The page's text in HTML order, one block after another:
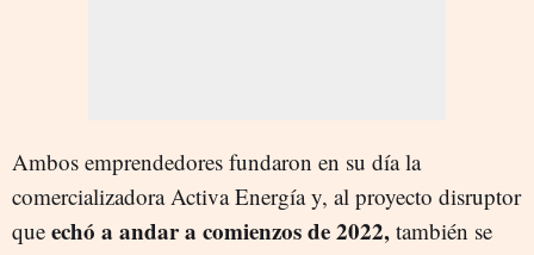
Ambos emprendedores fundaron en su día la
comercializadora Activa Energía y, al proyecto disruptor
que echó a andar a comienzos de 2022, también se